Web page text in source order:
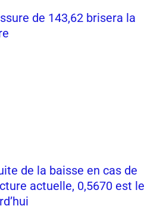
de 143,62 brisera la
de la baisse en cas de
actuelle, 0,5670 est le